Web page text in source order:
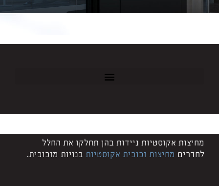
מחיצות אקוסטיות ניידות בהן תחלקו את החלל
לחדרים מחיצות זכוכית אקוסטיות בנויות מזכוכית.